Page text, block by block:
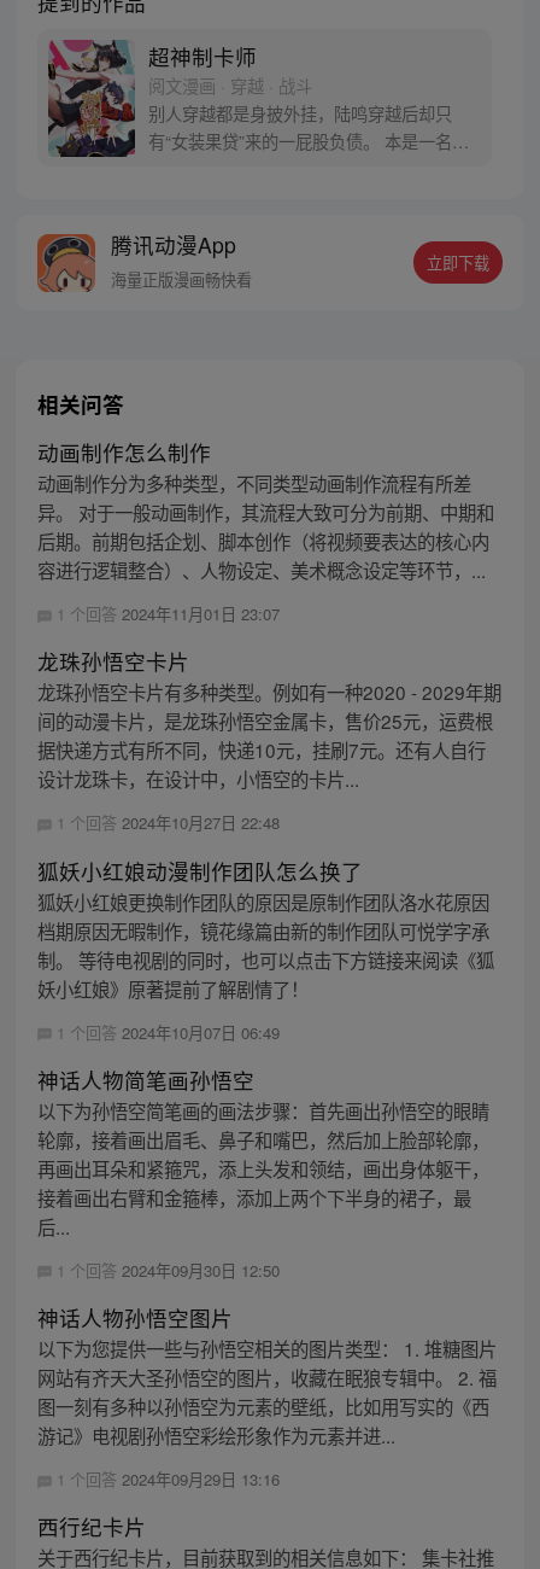
超神制卡师
阅文漫画 · 穿越 · 战斗
别人穿越都是身披外挂，陆鸣穿越后却只
有“女装果贷”来的一屁股负债。 本是一名程
制卡技术和写程序的方法一样......那岂不是
一张卡牌，可以封装无限的世界？！
腾讯动漫App
海量正版漫画畅快看
立即下载
相关问答
动画制作怎么制作
动画制作分为多种类型，不同类型动画制作流程有所差
异。 对于一般动画制作，其流程大致可分为前期、中期和
后期。前期包括企划、脚本创作（将视频要表达的核心内
容进行逻辑整合）、人物设定、美术概念设定等环节，...
1 个回答 2024年11月01日 23:07
龙珠孙悟空卡片
龙珠孙悟空卡片有多种类型。例如有一种2020 - 2029年期
间的动漫卡片，是龙珠孙悟空金属卡，售价25元，运费根
据快递方式有所不同，快递10元，挂刷7元。还有人自行
设计龙珠卡，在设计中，小悟空的卡片...
1 个回答 2024年10月27日 22:48
狐妖小红娘动漫制作团队怎么换了
狐妖小红娘更换制作团队的原因是原制作团队洛水花原因
档期原因无暇制作，镜花缘篇由新的制作团队可悦学字承
制。 等待电视剧的同时，也可以点击下方链接来阅读《狐
妖小红娘》原著提前了解剧情了！
1 个回答 2024年10月07日 06:49
神话人物简笔画孙悟空
以下为孙悟空简笔画的画法步骤：首先画出孙悟空的眼睛
轮廓，接着画出眉毛、鼻子和嘴巴，然后加上脸部轮廓，
再画出耳朵和紧箍咒，添上头发和领结，画出身体躯干，
接着画出右臂和金箍棒，添加上两个下半身的裙子，最
后...
1 个回答 2024年09月30日 12:50
神话人物孙悟空图片
以下为您提供一些与孙悟空相关的图片类型： 1. 堆糖图片
网站有齐天大圣孙悟空的图片，收藏在眠狼专辑中。 2. 福
图一刻有多种以孙悟空为元素的壁纸，比如用写实的《西
游记》电视剧孙悟空彩绘形象作为元素并进...
1 个回答 2024年09月29日 13:16
西行纪卡片
关于西行纪卡片，目前获取到的相关信息如下： 集卡社推